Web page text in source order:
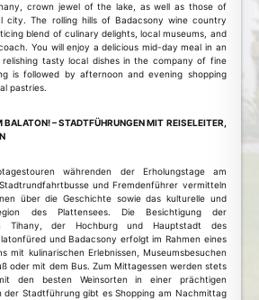
crown jewel of the lake, as well as those of
city. The rolling hills of Badacsony wine country
blend of culinary delights, local museums, and
You will enjoy a delicious mid-day meal in an
tasty local dishes in the company of fine
is followed by afternoon and evening shopping
pastries.
– STADTFÜHRUNGEN MIT REISELEITER,
währenden der Erholungstage am
und Fremdenführer vermitteln
über die Geschichte sowie das kulturelle und
des Plattensees. Die Besichtigung der
Tihany, der Hochburg und Hauptstadt des
und Badacsony erfolgt im Rahmen eines
mit kulinarischen Erlebnissen, Museumsbesuchen
oder mit dem Bus. Zum Mittagessen werden stets
den besten Weinsorten in einer prächtigen
der Stadtführung gibt es Shopping am Nachmittag